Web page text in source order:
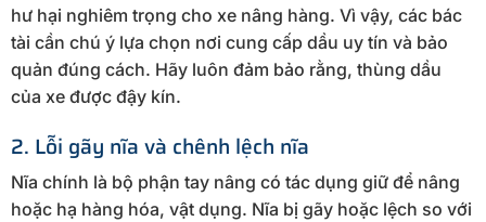
hư hại nghiêm trọng cho xe nâng hàng. Vì vậy, các bác
tài cần chú ý lựa chọn nơi cung cấp dầu uy tín và bảo
quản đúng cách. Hãy luôn đảm bảo rằng, thùng dầu
của xe được đậy kín.
2. Lỗi gãy nĩa và chênh lệch nĩa
Nĩa chính là bộ phận tay nâng có tác dụng giữ để nâng
hoặc hạ hàng hóa, vật dụng. Nĩa bị gãy hoặc lệch so với